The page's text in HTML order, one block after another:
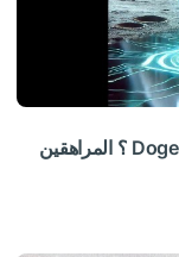
يمكن أن يتجاوز SHIB أخيرًا غطاء سوق Dogecoin ؟ المراهقين